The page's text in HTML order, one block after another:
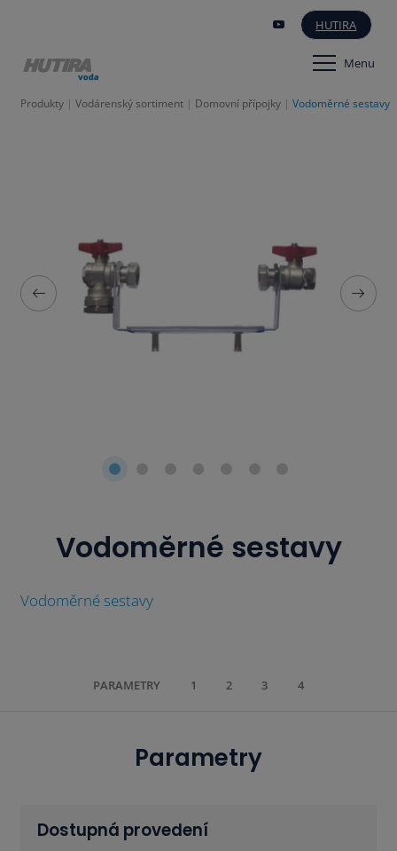
HUTIRA
Menu
Produkty Vodárenský sortiment Domovní přípojky Vodoměrné sestavy
Vodoměrné sestavy
Vodoměrné sestavy
PARAMETRY 1 2 3 4
Parametry
Dostupná provedení